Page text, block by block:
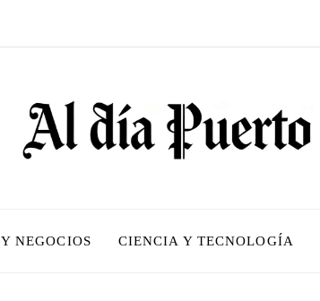
NEGOCIOS CIENCIA Y TECNOLOGÍA